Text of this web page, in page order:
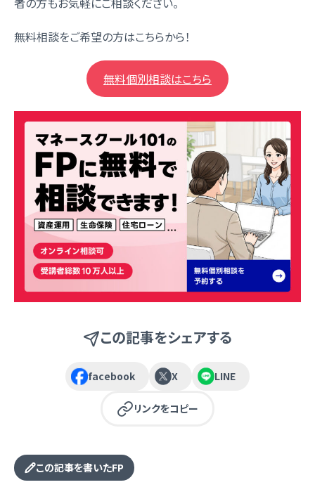
無料相談をご希望の方はこちらから！
無料個別相談はこちら
この記事をシェアする
facebook X LINE
リンクをコピー
この記事を書いたFP